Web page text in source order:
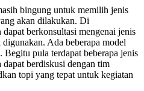
bingung untuk memilih jenis
akan dilakukan. Di
dapat berkonsultasi mengenai jenis
Ada beberapa model
pula terdapat beberapa jenis
berdiskusi dengan tim
topi yang tepat untuk kegiatan